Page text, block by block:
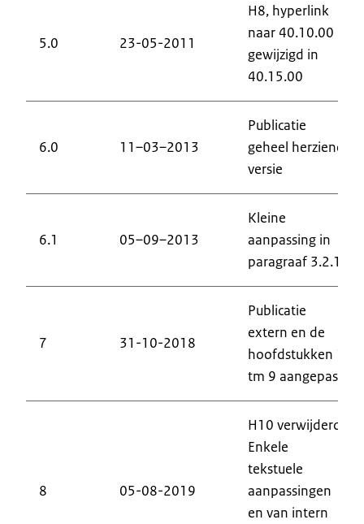
5.0 23-05-2011
H8, hyperlink
naar 40.10.00
gewijzigd in
40.15.00
6.0 11–03–2013
Publicatie
geheel herziene
versie
6.1 05–09–2013
Kleine
aanpassing in
paragraaf 3.2.1.
7 31-10-2018
Publicatie
extern en de
hoofdstukken 1
tm 9 aangepast
8 05-08-2019
H10 verwijderd.
Enkele
tekstuele
aanpassingen
en van intern